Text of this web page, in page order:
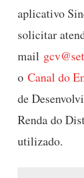
aplicativo
solicitar
mail
o Canal do
de
Renda do
utilizado.